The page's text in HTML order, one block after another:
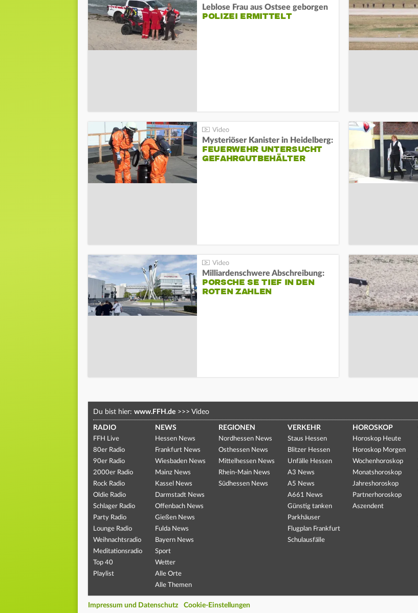
Leblose Frau aus Ostsee geborgen
POLIZEI ERMITTELT
Mysteriöser Kanister in Heidelberg:
FEUERWEHR UNTERSUCHT
GEFAHRGUTBEHÄLTER
Milliardenschwere Abschreibung:
PORSCHE SE TIEF IN DEN
ROTEN ZAHLEN
Du bist hier: www.FFH.de >>> Video
RADIO
FFH Live
80er Radio
90er Radio
2000er Radio
Rock Radio
Oldie Radio
Schlager Radio
Party Radio
Lounge Radio
Weihnachtsradio
Meditationsradio
Top 40
Playlist
NEWS
Hessen News
Frankfurt News
Wiesbaden News
Mainz News
Kassel News
Darmstadt News
Offenbach News
Gießen News
Fulda News
Bayern News
Sport
Wetter
Alle Orte
Alle Themen
REGIONEN
Nordhessen News
Osthessen News
Mittelhessen News
Rhein-Main News
Südhessen News
VERKEHR
Staus Hessen
Blitzer Hessen
Unfälle Hessen
A3 News
A5 News
A661 News
Günstig tanken
Parkhäuser
Flugplan Frankfurt
Schulausfälle
HOROSKOP
Horoskop Heute
Horoskop Morgen
Wochenhoroskop
Monatshoroskop
Jahreshoroskop
Partnerhoroskop
Aszendent
Impressum und Datenschutz Cookie-Einstellungen